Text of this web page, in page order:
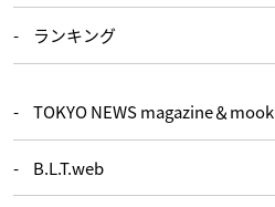
ランキング
TOKYO NEWS magazine＆mook
B.L.T.web